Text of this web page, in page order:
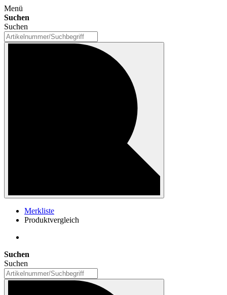
Menü
Suchen
Suchen
Merkliste
Produktvergleich
Suchen
Suchen